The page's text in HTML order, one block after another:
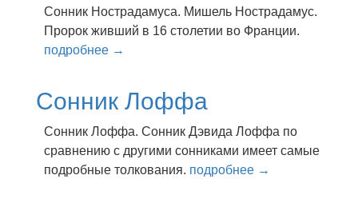
Сонник Нострадамуса. Мишель Нострадамус.
Пророк живший в 16 столетии во Франции.
подробнее →
Сонник Лоффа
Сонник Лоффа. Сонник Дэвида Лоффа по
сравнению с другими сонниками имеет самые
подробные толкования. подробнее →